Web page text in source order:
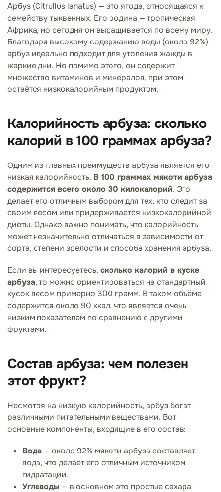
Арбуз (Citrullus lanatus) — это ягода, относящаяся к
семейству тыквенных. Его родина — тропическая
Африка, но сегодня он выращивается по всему миру.
Благодаря высокому содержанию воды (около 92%)
арбуз идеально подходит для утоления жажды в
жаркие дни. Но помимо этого, он содержит
множество витаминов и минералов, при этом
остаётся низкокалорийным продуктом.
Калорийность арбуза: сколько
калорий в 100 граммах арбуза?
Одним из главных преимуществ арбуза является его
низкая калорийность. В 100 граммах мякоти арбуза
содержится всего около 30 килокалорий. Это
делает его отличным выбором для тех, кто следит за
своим весом или придерживается низкокалорийной
диеты. Однако важно понимать, что калорийность
может незначительно отличаться в зависимости от
сорта, степени зрелости и способа хранения арбуза.
Если вы интересуетесь, сколько калорий в куске
арбуза, то можно ориентироваться на стандартный
кусок весом примерно 300 грамм. В таком объёме
содержится около 90 ккал, что является очень
низким показателем по сравнению с другими
фруктами.
Состав арбуза: чем полезен
этот фрукт?
Несмотря на низкую калорийность, арбуз богат
различными питательными веществами. Вот
основные компоненты, входящие в его состав:
Вода — около 92% мякоти арбуза составляет
вода, что делает его отличным источником
гидратации.
Углеводы — в основном это простые сахара